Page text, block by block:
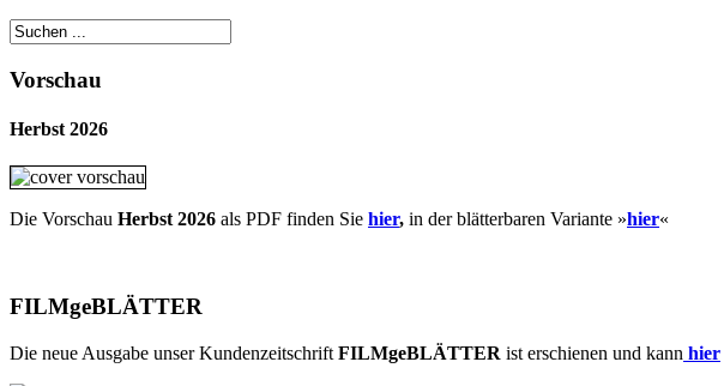
Vorschau
Herbst 2026
Die Vorschau Herbst 2026 als PDF finden Sie hier, in der blätterbaren Variante »hier«
FILMgeBLÄTTER
Die neue Ausgabe unser Kundenzeitschrift FILMgeBLÄTTER ist erschienen und kann hier